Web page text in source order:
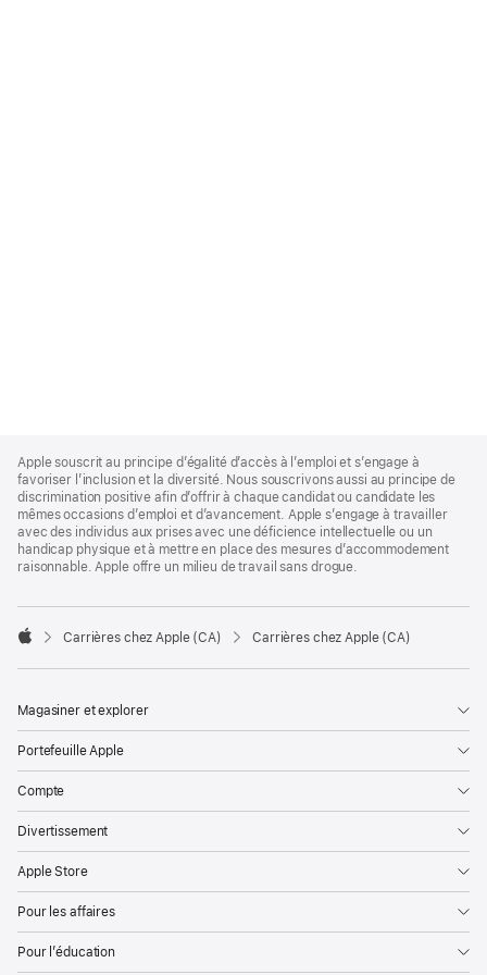
Footer
Apple souscrit au principe d’égalité d’accès à l’emploi et s’engage à
favoriser l’inclusion et la diversité. Nous souscrivons aussi au principe de
discrimination positive afin d’offrir à chaque candidat ou candidate les
mêmes occasions d’emploi et d’avancement. Apple s’engage à travailler
avec des individus aux prises avec une déficience intellectuelle ou un
handicap physique et à mettre en place des mesures d’accommodement
raisonnable. Apple offre un milieu de travail sans drogue.

Carrières chez Apple (CA) Carrières chez Apple (CA)
Magasiner et explorer
Portefeuille Apple
Compte
Divertissement
Apple Store
Pour les affaires
Pour l’éducation